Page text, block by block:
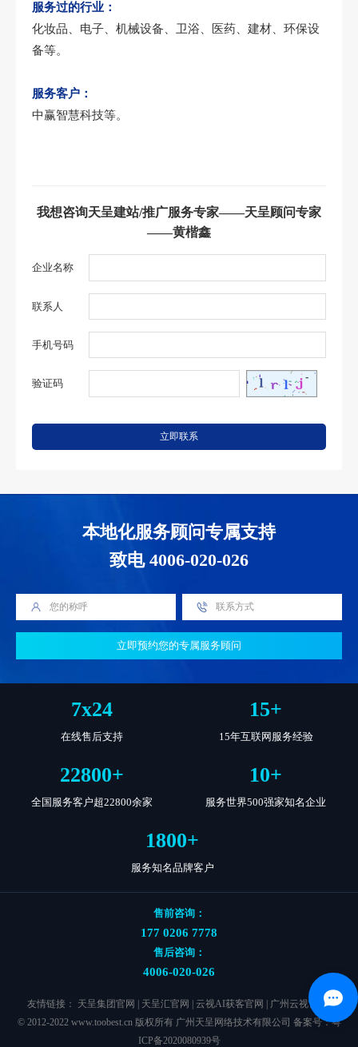
服务过的行业：
化妆品、电子、机械设备、卫浴、医药、建材、环保设
备等。
服务客户：
中赢智慧科技等。
我想咨询天呈建站/推广服务专家——天呈顾问专家
——黄楷鑫
企业名称
联系人
手机号码
验证码
立即联系
本地化服务顾问专属支持
致电 4006-020-026
立即预约您的专属服务顾问
7x24
在线售后支持
15+
15年互联网服务经验
22800+
全国服务客户超22800余家
10+
服务世界500强家知名企业
1800+
服务知名品牌客户
友情链接： 天呈集团官网 天呈汇官网 云视AI获客官网 广州云视官网|
© 2012-2022 www.toobest.cn 版权所有 广州天呈网络技术有限公司 备案号：粤
ICP备2020080939号
售前咨询：
177 0206 7778
售后咨询：
4006-020-026